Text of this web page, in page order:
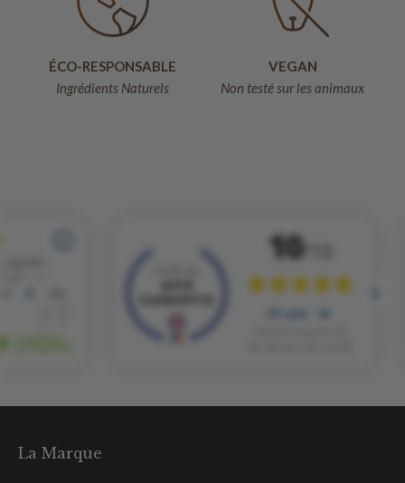
ÉCO-RESPONSABLE
Ingrédients Naturels
VEGAN
Non testé sur les animaux
La Marque